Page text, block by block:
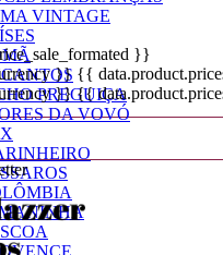
VINTAGE
PREGUIÇA
DA VOVÓ
}}
}} {{
}} {{